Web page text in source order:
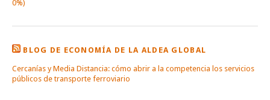
0%)
BLOG DE ECONOMÍA DE LA ALDEA GLOBAL
Cercanías y Media Distancia: cómo abrir a la competencia los servicios
públicos de transporte ferroviario